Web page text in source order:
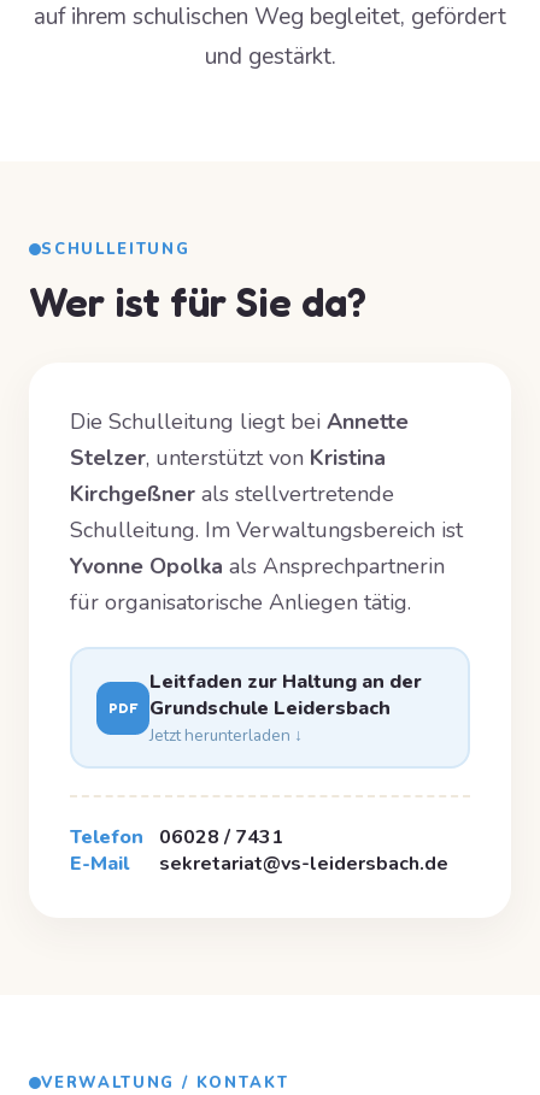
auf ihrem schulischen Weg begleitet, gefördert
und gestärkt.
SCHULLEITUNG
Wer ist für Sie da?
Die Schulleitung liegt bei Annette
Stelzer, unterstützt von Kristina
Kirchgeßner als stellvertretende
Schulleitung. Im Verwaltungsbereich ist
Yvonne Opolka als Ansprechpartnerin
für organisatorische Anliegen tätig.
PDF
Leitfaden zur Haltung an der
Grundschule Leidersbach
Jetzt herunterladen ↓
Telefon
06028 / 7431
E-Mail
sekretariat@vs-leidersbach.de
VERWALTUNG / KONTAKT